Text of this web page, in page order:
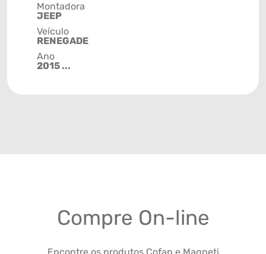
Montadora
JEEP
Veículo
RENEGADE
Ano
2015 ...
Compre On-line